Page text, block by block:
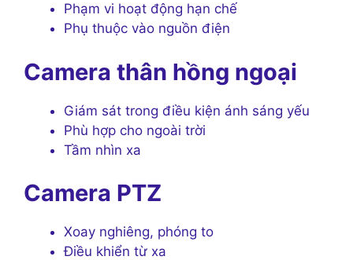
Phạm vi hoạt động hạn chế
Phụ thuộc vào nguồn điện
Camera thân hồng ngoại
Giám sát trong điều kiện ánh sáng yếu
Phù hợp cho ngoài trời
Tầm nhìn xa
Camera PTZ
Xoay nghiêng, phóng to
Điều khiển từ xa